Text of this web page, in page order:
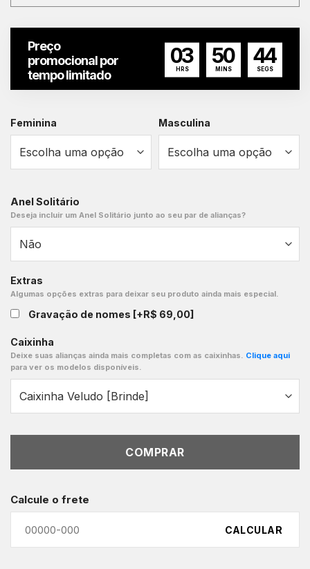
Preço
promocional por
tempo limitado
03
HRS
50
MINS
43
SEGS
Feminina Masculina
Anel Solitário
Deseja incluir um Anel Solitário junto ao seu par de alianças?
Extras
Algumas opções extras para deixar seu produto ainda mais especial.
Gravação de nomes [+R$ 69,00]
Caixinha
Deixe suas alianças ainda mais completas com as caixinhas. Clique aqui
para ver os modelos disponíveis.
COMPRAR
Calcule o frete
CALCULAR